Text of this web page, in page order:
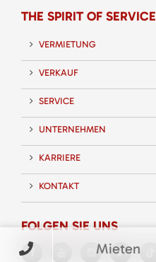
THE SPIRIT OF SERVICE
VERMIETUNG
VERKAUF
SERVICE
UNTERNEHMEN
KARRIERE
KONTAKT
FOLGEN SIE UNS
Mieten